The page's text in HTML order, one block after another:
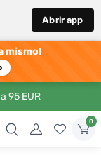
Abrir app
mismo!
95 EUR
0